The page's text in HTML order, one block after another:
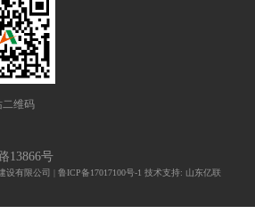
二维码
13866号
设有限公司 | 鲁ICP备17017100号-1 技术支持: 山东亿联